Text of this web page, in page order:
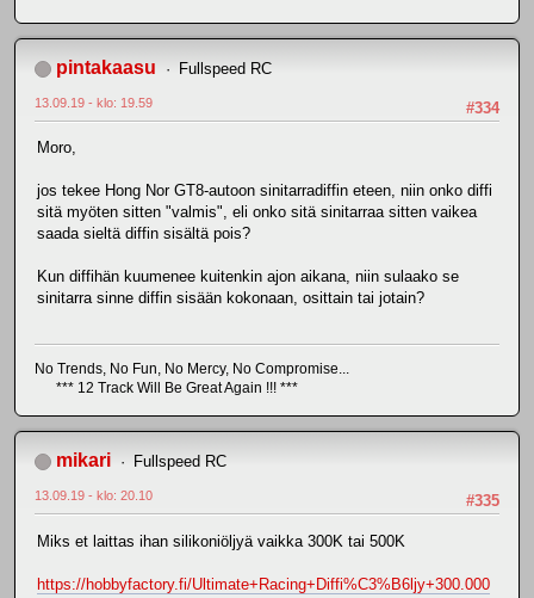
pintakaasu Fullspeed RC
#334
13.09.19 - klo: 19.59
Moro,
jos tekee Hong Nor GT8-autoon sinitarradiffin eteen, niin onko diffi
sitä myöten sitten "valmis", eli onko sitä sinitarraa sitten vaikea
saada sieltä diffin sisältä pois?
Kun diffihän kuumenee kuitenkin ajon aikana, niin sulaako se
sinitarra sinne diffin sisään kokonaan, osittain tai jotain?
No Trends, No Fun, No Mercy, No Compromise...
*** 12 Track Will Be Great Again !!! ***
mikari Fullspeed RC
#335
13.09.19 - klo: 20.10
Miks et laittas ihan silikoniöljyä vaikka 300K tai 500K
https://hobbyfactory.fi/Ultimate+Racing+Diffi%C3%B6ljy+300.000